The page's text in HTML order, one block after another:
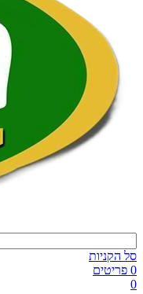
סל הקניות
0 פריטים
0